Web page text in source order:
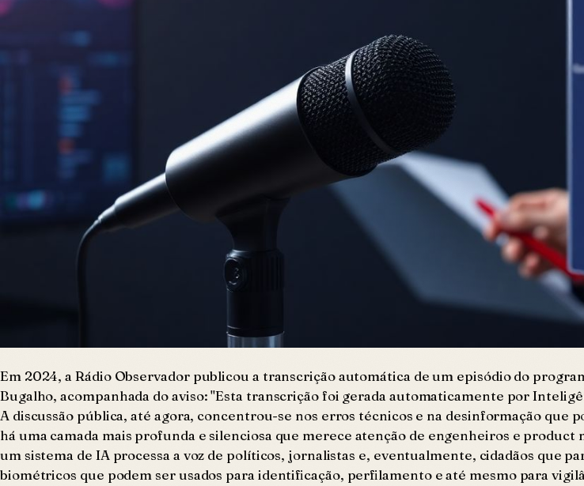
Em 2024, a Rádio Observador publicou a transcrição automática de um episódio do
Bugalho, acompanhada do aviso: "Esta transcrição foi gerada automaticamente por
A discussão pública, até agora, concentrou-se nos erros técnicos e na desinformação que
há uma camada mais profunda e silenciosa que merece atenção de engenheiros e product
um sistema de IA processa a voz de políticos, jornalistas e, eventualmente, cidadãos que
biométricos que podem ser usados para identificação, perfilamento e até mesmo para